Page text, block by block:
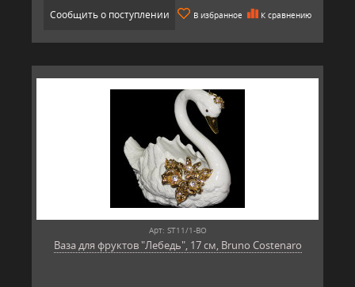
Сообщить о поступлении В избранное К сравнению
Арт: ST11/1-BO
Ваза для фруктов "Лебедь", 17 см, Bruno Costenaro